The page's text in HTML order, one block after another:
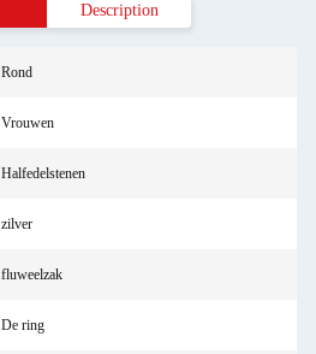
Description
Rond
Vrouwen
Halfedelstenen
zilver
fluweelzak
De ring